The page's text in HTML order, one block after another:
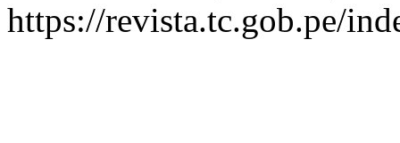
https://revista.tc.gob.pe/